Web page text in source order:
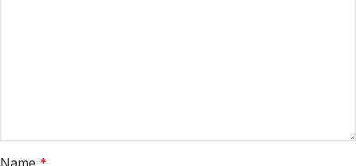
Name *